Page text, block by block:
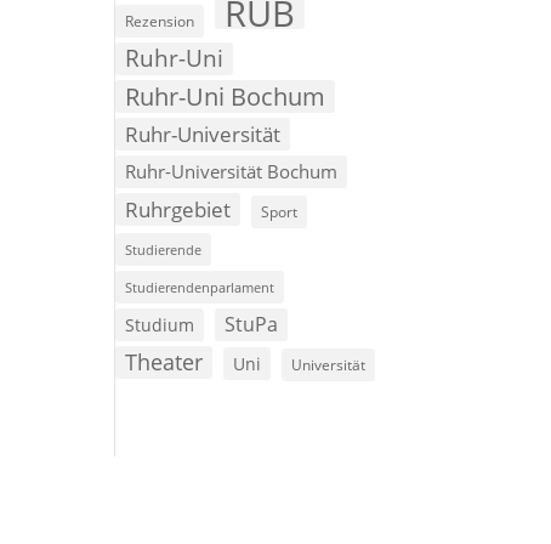
Rezension RUB
Ruhr-Uni
Ruhr-Uni Bochum
Ruhr-Universität
Ruhr-Universität Bochum
Ruhrgebiet Sport
Studierende
Studierendenparlament
Studium StuPa
Theater Uni Universität